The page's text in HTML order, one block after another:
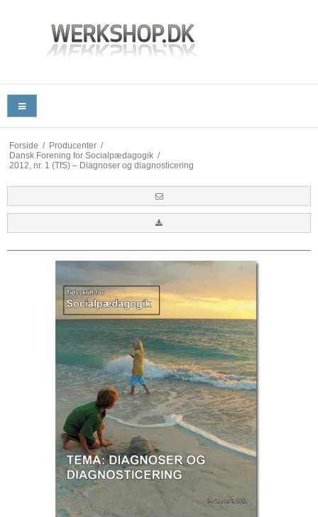
Forside / Producenter /
Dansk Forening for Socialpædagogik /
2012, nr. 1 (TfS) – Diagnoser og diagnosticering